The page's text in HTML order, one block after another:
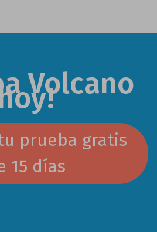
Volcano
prueba gratis
15 días